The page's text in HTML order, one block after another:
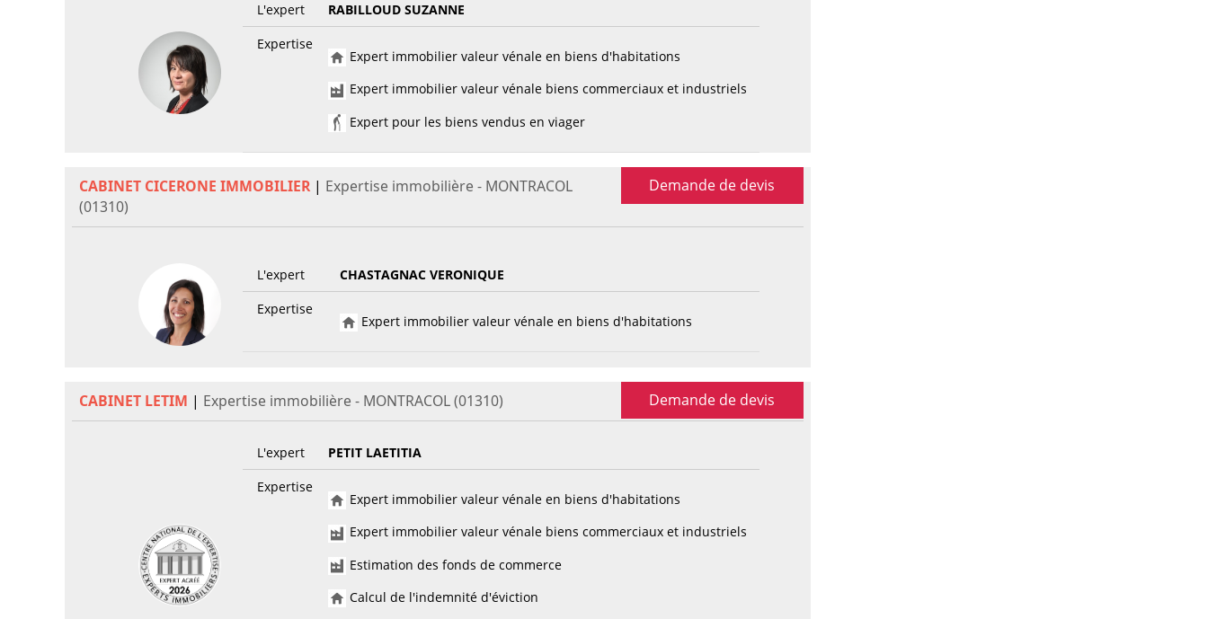
L'expert
RABILLOUD SUZANNE
Expertise
Expert immobilier valeur vénale en biens d'habitations
Expert immobilier valeur vénale biens commerciaux et industriels
Expert pour les biens vendus en viager
CABINET CICERONE IMMOBILIER | Expertise immobilière - MONTRACOL
(01310)
Demande de devis
L'expert
CHASTAGNAC VERONIQUE
Expertise
Expert immobilier valeur vénale en biens d'habitations
CABINET LETIM | Expertise immobilière - MONTRACOL (01310) Demande de devis
L'expert
PETIT LAETITIA
Expertise
Expert immobilier valeur vénale en biens d'habitations
Expert immobilier valeur vénale biens commerciaux et industriels
Estimation des fonds de commerce
Calcul de l'indemnité d'éviction